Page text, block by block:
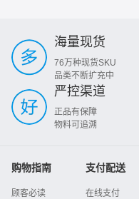
海量现货
76万种现货SKU
品类不断扩充中
严控渠道
正品有保障
物料可追溯
购物指南
顾客必读
支付配送
在线支付